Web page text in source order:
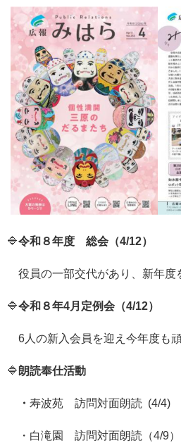
🔷令和８年度 総会（4/12）
役員の一部交代があり、新年度
🔷令和８年4月定例会（4/12）
6人の新入会員を迎え今年度も頑
🔷 朗読奉仕活動
・ 寿波苑 訪問対面朗読 (4/4)
・白滝園 訪問対面朗読（4/9）